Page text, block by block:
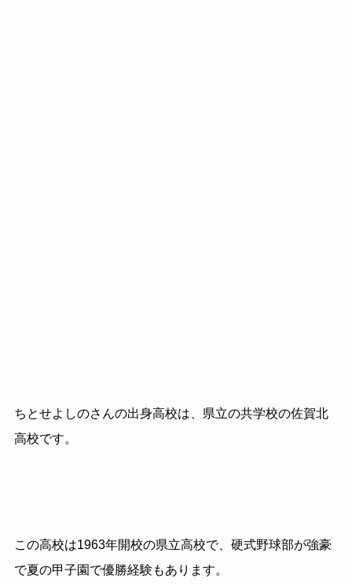
ちとせよしのさんの出身高校は、県立の共学校の佐賀北
高校です。
この高校は1963年開校の県立高校で、硬式野球部が強豪
で夏の甲子園で優勝経験もあります。